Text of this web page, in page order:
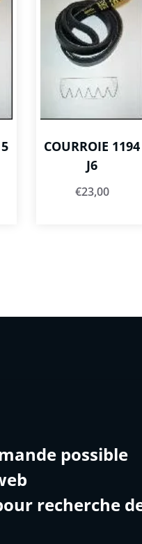
COURROIE 1194
J6
€23,00
possible
recherche